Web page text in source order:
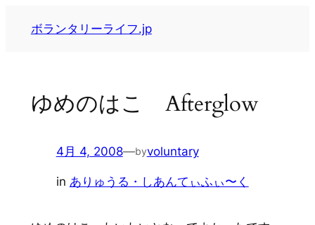
ボランタリーライフ.jp
ゆめのはこ Afterglow
4月 4, 2008—byvoluntary
in ありゅうる・しあんてぃふぃ〜く